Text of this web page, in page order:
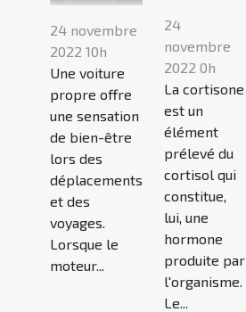
24 novembre
2022 10h
Une voiture
propre offre
une sensation
de bien-être
lors des
déplacements
et des
voyages.
Lorsque le
moteur...
24
novembre
2022 0h
La cortisone
est un
élément
prélevé du
cortisol qui
constitue,
lui, une
hormone
produite par
l'organisme.
Le...